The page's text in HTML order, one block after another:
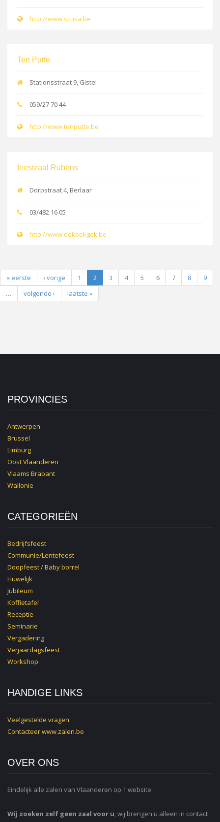
http://www.scusa.be
Ten Putte
Stationsstraat 9, Gistel
059/27 70 44
http://www.tenputte.be
feestzaal Rubens
Dorpstraat 4, Berlaar
03/482 16 05
http://www.dekookgek.be
« eerste ‹ vorige 1 2 3 4 5 6 7 8
9
…
volgende › laatste »
PROVINCIES
Antwerpen
Brussel
Limburg
Oost Vlaanderen
Vlaams Brabant
Wallonie
CATEGORIEËN
Bedrijfsfeest
Communie/Lentefeest
Doopfeest / Baby borrel
Huwelijk
Jubileum
Koffietafel
Receptie
Seminarie
Vergadering
Verjaardagsfeest
Workshop
HANDIGE LINKS
Veelgestelde vragen
Contacteerwww.zalen.be
OVER ONS
Eindelijk alle zalen van Vlaanderen op 1 website.
Wij zoeken zelf geen zaal voor u, wij brengen u alleen in contact